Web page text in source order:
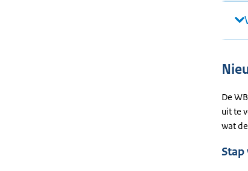
De
uit te
wat
Stap